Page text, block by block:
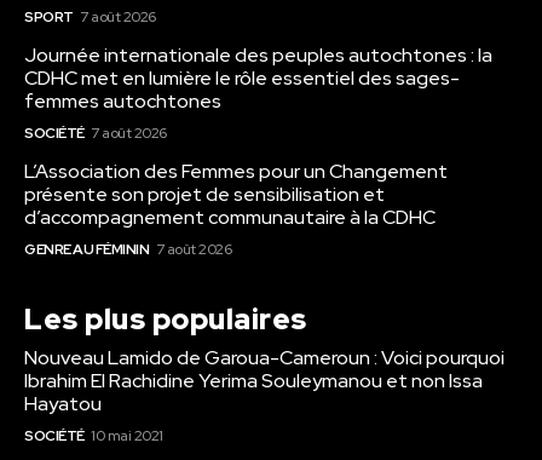
SPORT 7 août 2026
Journée internationale des peuples autochtones : la
CDHC met en lumière le rôle essentiel des sages-
femmes autochtones
SOCIÉTÉ 7 août 2026
L’Association des Femmes pour un Changement
présente son projet de sensibilisation et
d’accompagnement communautaire à la CDHC
GENRE AU FÉMININ 7 août 2026
Les plus populaires
Nouveau Lamido de Garoua-Cameroun : Voici pourquoi
Ibrahim El Rachidine Yerima Souleymanou et non Issa
Hayatou
SOCIÉTÉ 10 mai 2021